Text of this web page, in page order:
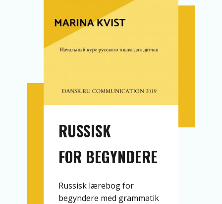
R​USSISK
FOR BEGY​NDERE
Russisk lærebog for
begyndere med grammatik